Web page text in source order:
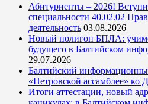
Абитуриенты – 2026!
специальности 40.02.02
деятельность 03.08.2026
Новый полигон БПЛА:
будущего в Балтийском
29.07.2026
Балтийский
«Петровской ассамблее»
Итоги аттестации, новый